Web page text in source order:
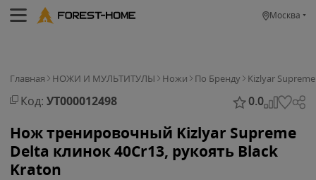
Москва
Главная НОЖИ И МУЛЬТИТУЛЫ Ножи По Бренду Kizlyar Supreme
Код: УТ000012498 0.0
Нож тренировочный Kizlyar Supreme
Delta клинок 40Cr13, рукоять Black
Kraton